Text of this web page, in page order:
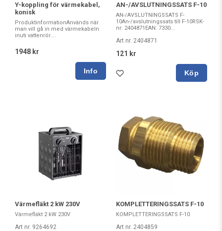
Y-koppling för värmekabel,
konisk
ProduktinformationAnvänds när
man vill gå in med värmekabeln
inuti vattenrör....
1948 kr
AN-/AVSLUTNINGSSATS F-10
AN-/AVSLUTNINGSSATS F-
10An-/avslutningssats till F-10RSK-
nr: 2404871EAN: 7330...
Art nr. 2404871
121 kr
Köp
Värmefläkt 2 kW 230V
Värmefläkt 2 kW 230V
Art nr. 9264692
KOMPLETTERINGSSATS F-10
KOMPLETTERINGSSATS F-10
Art nr. 2404859